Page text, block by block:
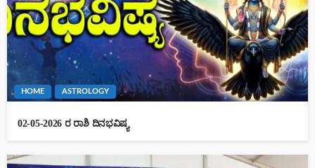
HOME ASTROLOGY
02-05-2026 ರ ರಾಶಿ ದಿನಭವಿಷ್ಯ